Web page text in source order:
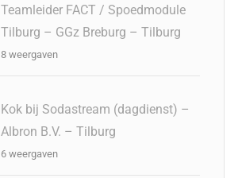
Teamleider FACT / Spoedmodule
Tilburg – GGz Breburg – Tilburg
8 weergaven
Kok bij Sodastream (dagdienst) –
Albron B.V. – Tilburg
6 weergaven